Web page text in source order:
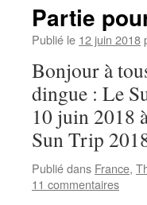
Partie
Publié le 12 juin 2018
Bonjour à
dingue : Le
10 juin 2018
Sun Trip
Publié dans France,
11 commentaires